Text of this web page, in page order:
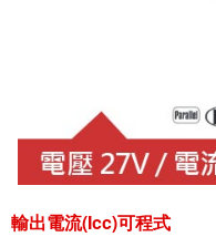
輸出電流(Icc)可程式